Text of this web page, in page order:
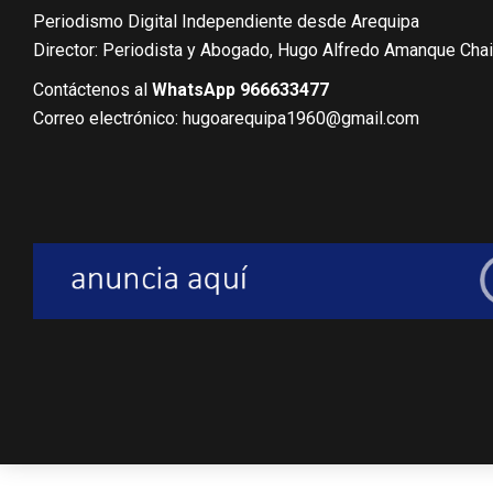
Periodismo Digital Independiente desde Arequipa
Director: Periodista y Abogado, Hugo Alfredo Amanque
Contáctenos al WhatsApp 966633477
Correo electrónico: hugoarequipa1960@gmail.com